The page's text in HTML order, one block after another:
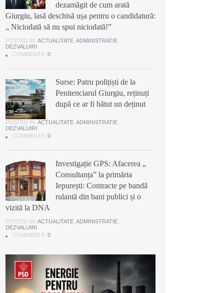
dezamăgit de cum arată
Giurgiu, lasă deschisă ușa pentru o candidatură:
„ Niciodată să nu spui niciodată!”
POSTED IN: ACTUALITATE ADMINISTRATIE
DEZVALUIRI
COMMENTS: 0
Surse: Patru polițiști de la
Penitenciarul Giurgiu, reținuți
după ce ar fi bătut un deținut
POSTED IN: ACTUALITATE ADMINISTRATIE
DEZVALUIRI
COMMENTS: 0
Investigație GPS: Afacerea „
Consultanța” la primăria
Iepurești: Contracte pe bandă
rulantă din bani publici și o
vizită la DNA
POSTED IN: ACTUALITATE ADMINISTRATIE
DEZVALUIRI
COMMENTS: 0